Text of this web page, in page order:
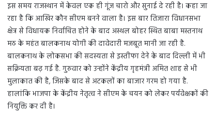
इस समय राजस्थान में केवल एक ही गूंज चारो और सुनाई दे रही है। कहा जा
रहा है कि आखिर कौन सीएम बनने वाला है। इस बार तिजारा विधानसभा
क्षेत्र से विधायक निर्वाचित होने के बाद अस्थल बोहर स्थित बाबा मस्तनाथ
मठ के महंत बालकनाथ योगी की दावेदारी मजबूत मानी जा रही है.
बालकनाथ के लोकसभा की सदस्यता से इस्तीफा देने के बाद दिल्ली में भी
सक्रियता बढ़ गई है. गुरुवार को उन्होंने केंद्रीय गृहमंत्री अमित शाह से भी
मुलाकात की है, जिसके बाद से अटकलों का बाजार गरम हो गया है.
हालांकि भाजपा के केंद्रीय नेतृत्व ने सीएम के चयन को लेकर पर्यवेक्षकों की
नियुक्ति कर दी है।